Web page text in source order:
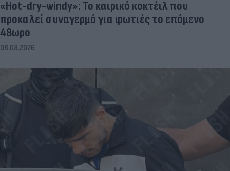
«Hot-dry-windy»: Το καιρικό κοκτέιλ που
προκαλεί συναγερμό για φωτιές το επόμενο
48ωρο
08.08.2026